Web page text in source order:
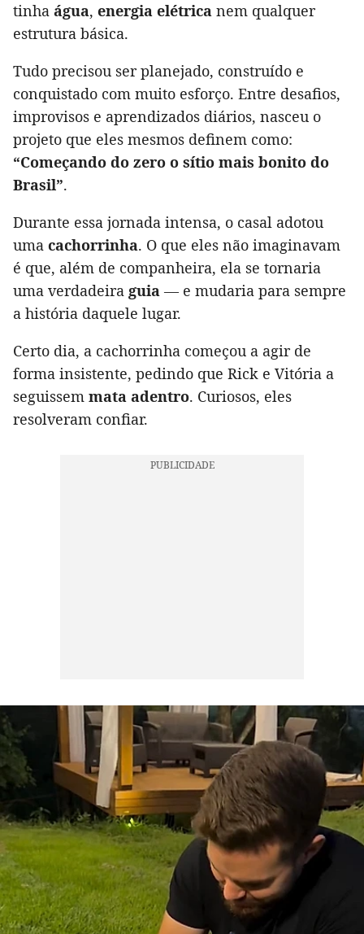
tinha água, energia elétrica nem qualquer
estrutura básica.
Tudo precisou ser planejado, construído e
conquistado com muito esforço. Entre desafios,
improvisos e aprendizados diários, nasceu o
projeto que eles mesmos definem como:
“Começando do zero o sítio mais bonito do
Brasil”.
Durante essa jornada intensa, o casal adotou
uma cachorrinha. O que eles não imaginavam
é que, além de companheira, ela se tornaria
uma verdadeira guia — e mudaria para sempre
a história daquele lugar.
Certo dia, a cachorrinha começou a agir de
forma insistente, pedindo que Rick e Vitória a
seguissem mata adentro. Curiosos, eles
resolveram confiar.